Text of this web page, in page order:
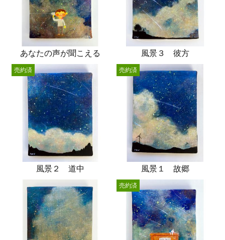
あなたの声が聞こえる 風景３ 彼方
風景２ 道中
売約済
風景１ 故郷
売約済
売約済